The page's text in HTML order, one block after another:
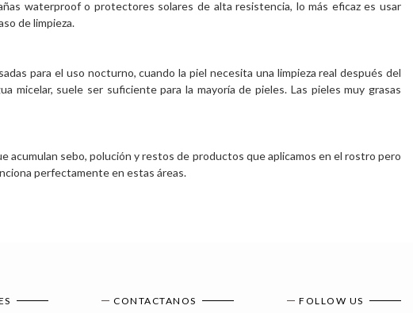
waterproof o protectores solares de alta resistencia, lo más eficaz es usar
de limpieza.
para el uso nocturno, cuando la piel necesita una limpieza real después del
micelar, suele ser suficiente para la mayoría de pieles. Las pieles muy grasas
acumulan sebo, polución y restos de productos que aplicamos en el rostro pero
perfectamente en estas áreas.
CONTACTANOS FOLLOW US